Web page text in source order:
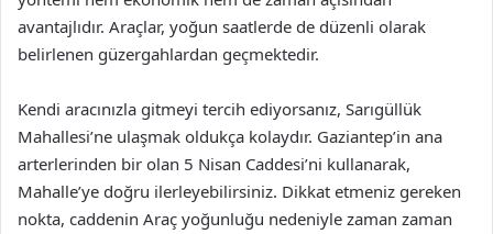
avantajlıdır. Araçlar, yoğun saatlerde de düzenli olarak
belirlenen güzergahlardan geçmektedir.
Kendi aracınızla gitmeyi tercih ediyorsanız, Sarıgüllük
Mahallesi’ne ulaşmak oldukça kolaydır. Gaziantep’in ana
arterlerinden bir olan 5 Nisan Caddesi’ni kullanarak,
Mahalle’ye doğru ilerleyebilirsiniz. Dikkat etmeniz gereken
nokta, caddenin Araç yoğunluğu nedeniyle zaman zaman